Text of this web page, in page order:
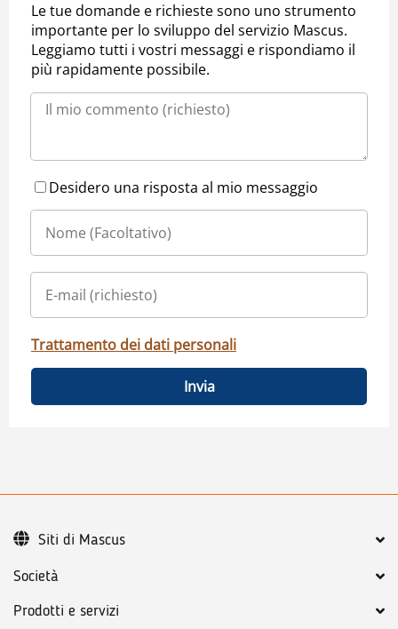
Le tue domande e richieste sono uno strumento
importante per lo sviluppo del servizio Mascus.
Leggiamo tutti i vostri messaggi e rispondiamo il
più rapidamente possibile.
Desidero una risposta al mio messaggio
Trattamento dei dati personali
Invia
Società
Prodotti e servizi
Siti di Mascus